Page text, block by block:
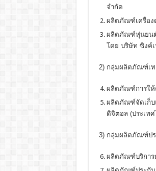
จำกัด
ผลิตภัณฑ์เครื่อง
ผลิตภัณฑ์หุ่นยนต์
โดย บริษัท ซิงค์
2) กลุ่มผลิตภัณฑ์เ
ผลิตภัณฑ์การให้
ผลิตภัณฑ์จัดเก็บ
ดิจิตอล (ประเทศ
3) กลุ่มผลิตภัณฑ์ป
ผลิตภัณฑ์บริการ